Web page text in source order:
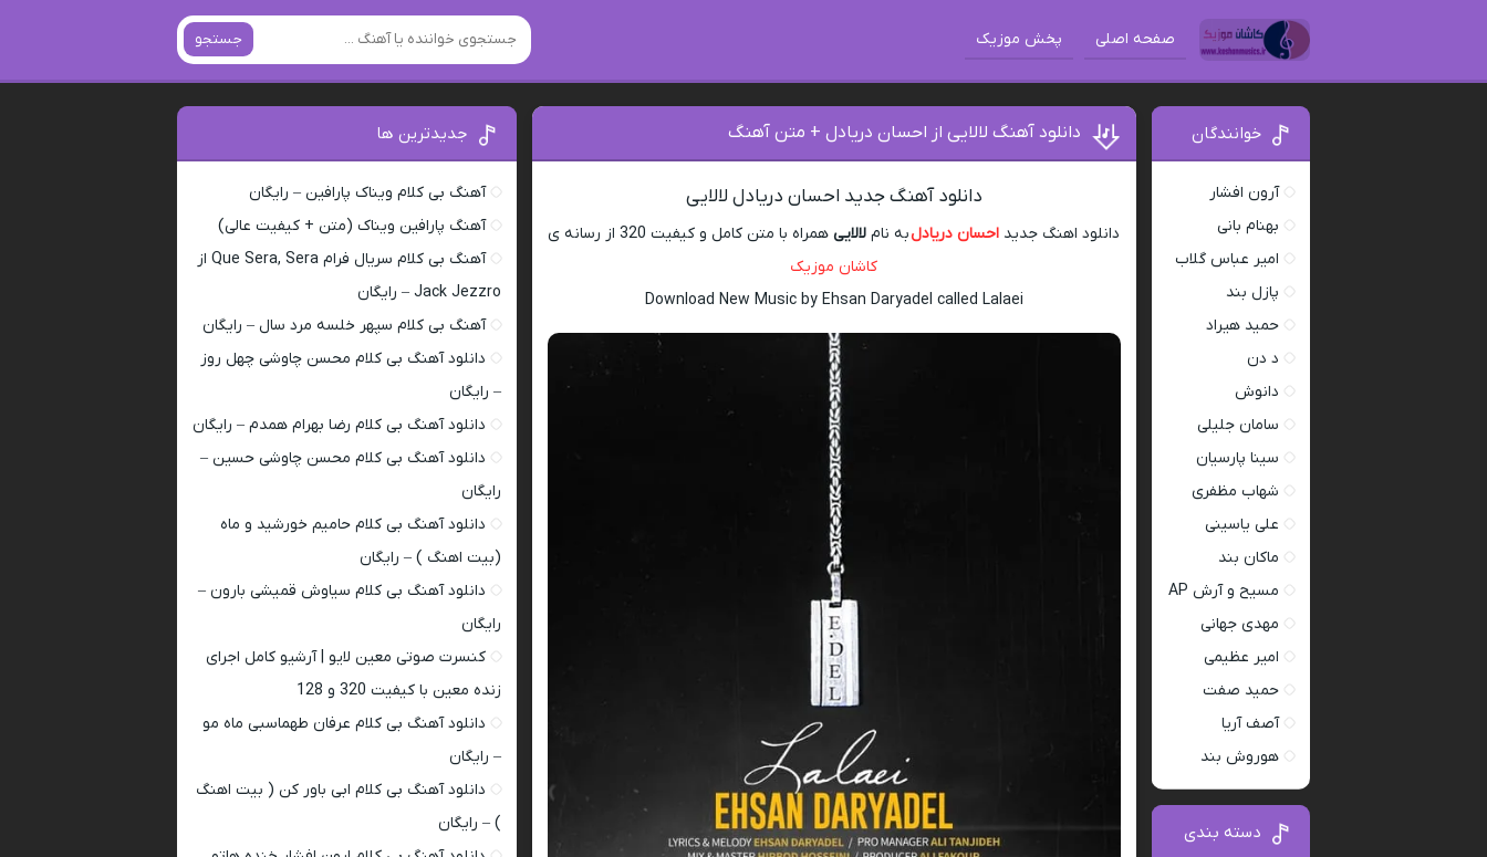
صفحه اصلی پخش موزیک جستجو
دانلود آهنگ لالایی از احسان دریادل + متن آهنگ
دانلود آهنگ جدید احسان دریادل لالایی
دانلود اهنگ جدید احسان دریادلبه نام لالایی همراه با متن کامل و کیفیت 320 از رسانه ی
کاشان موزیک
Download New Music by Ehsan Daryadel called Lalaei
خوانندگان
آرون افشار
بهنام بانی
امیر عباس گلاب
پازل بند
حمید هیراد
د دن
دانوش
سامان جلیلی
سینا پارسیان
شهاب مظفری
علی یاسینی
ماکان بند
مسیح و آرش AP
مهدی جهانی
امیر عظیمی
حمید صفت
آصف آریا
هوروش بند
دسته بندی
جدیدترین ها
آهنگ بی کلام ویناک پارافین – رایگان
آهنگ پارافین ویناک (متن + کیفیت عالی)
آهنگ بی کلام سریال فرام Que Sera, Sera از
Jack Jezzro – رایگان
آهنگ بی کلام سپهر خلسه مرد سال – رایگان
دانلود آهنگ بی کلام محسن چاوشی چهل روز
– رایگان
دانلود آهنگ بی کلام رضا بهرام همدم – رایگان
دانلود آهنگ بی کلام محسن چاوشی حسین –
رایگان
دانلود آهنگ بی کلام حامیم خورشید و ماه
(بیت اهنگ ) – رایگان
دانلود آهنگ بی کلام سیاوش قمیشی بارون –
رایگان
کنسرت صوتی معین لایو | آرشیو کامل اجرای
زنده معین با کیفیت 320 و 128
دانلود آهنگ بی کلام عرفان طهماسبی ماه مو
– رایگان
دانلود آهنگ بی کلام ابی باور کن ( بیت اهنگ
) – رایگان